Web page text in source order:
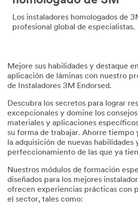
Los instaladores homologados de
profesional global de especialistas.
Mejore sus habilidades y destaque
aplicación de láminas con nuestro
de Instaladores 3M Endorsed.
Descubra los secretos para lograr
excepcionales y domine los
materiales y aplicaciones
su forma de trabajar. Ahorre tiempo
la adquisición de nuevas habilidades
perfeccionamiento de las que ya
Nuestros módulos de formación
diseñados para los mejores
ofrecen experiencias prácticas con
el sector, tales como: